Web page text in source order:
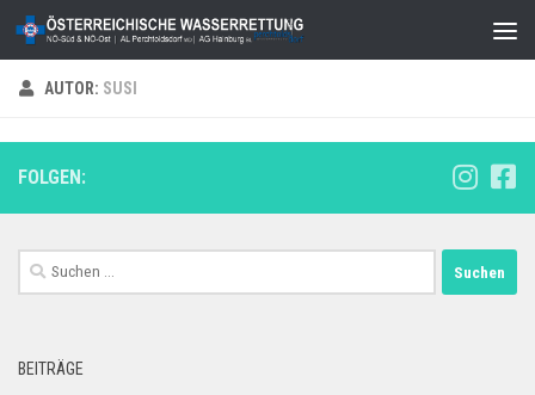
Zum Inhalt springen
AUTOR: SUSI
FOLGEN:
Suchen
nach:
BEITRÄGE